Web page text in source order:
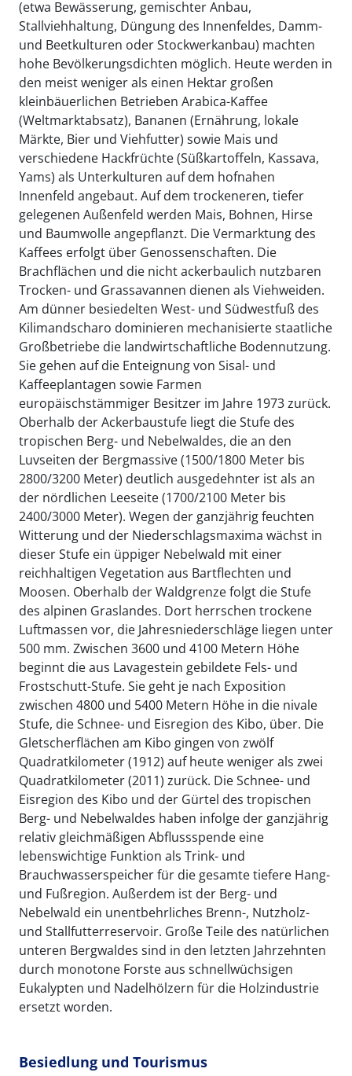
(etwa Bewässerung, gemischter Anbau,
Stallviehhaltung, Düngung des Innenfeldes, Damm-
und Beetkulturen oder Stockwerkanbau) machten
hohe Bevölkerungsdichten möglich. Heute werden in
den meist weniger als einen Hektar großen
kleinbäuerlichen Betrieben Arabica-Kaffee
(Weltmarktabsatz), Bananen (Ernährung, lokale
Märkte, Bier und Viehfutter) sowie Mais und
verschiedene Hackfrüchte (Süßkartoffeln, Kassava,
Yams) als Unterkulturen auf dem hofnahen
Innenfeld angebaut. Auf dem trockeneren, tiefer
gelegenen Außenfeld werden Mais, Bohnen, Hirse
und Baumwolle angepflanzt. Die Vermarktung des
Kaffees erfolgt über Genossenschaften. Die
Brachflächen und die nicht ackerbaulich nutzbaren
Trocken- und Grassavannen dienen als Viehweiden.
Am dünner besiedelten West- und Südwestfuß des
Kilimandscharo dominieren mechanisierte staatliche
Großbetriebe die landwirtschaftliche Bodennutzung.
Sie gehen auf die Enteignung von Sisal- und
Kaffeeplantagen sowie Farmen
europäischstämmiger Besitzer im Jahre 1973 zurück.
Oberhalb der Ackerbaustufe liegt die Stufe des
tropischen Berg- und Nebelwaldes, die an den
Luvseiten der Bergmassive (1500/1800 Meter bis
2800/3200 Meter) deutlich ausgedehnter ist als an
der nördlichen Leeseite (1700/2100 Meter bis
2400/3000 Meter). Wegen der ganzjährig feuchten
Witterung und der Niederschlagsmaxima wächst in
dieser Stufe ein üppiger Nebelwald mit einer
reichhaltigen Vegetation aus Bartflechten und
Moosen. Oberhalb der Waldgrenze folgt die Stufe
des alpinen Graslandes. Dort herrschen trockene
Luftmassen vor, die Jahresniederschläge liegen unter
500 mm. Zwischen 3600 und 4100 Metern Höhe
beginnt die aus Lavagestein gebildete Fels- und
Frostschutt-Stufe. Sie geht je nach Exposition
zwischen 4800 und 5400 Metern Höhe in die nivale
Stufe, die Schnee- und Eisregion des Kibo, über. Die
Gletscherflächen am Kibo gingen von zwölf
Quadratkilometer (1912) auf heute weniger als zwei
Quadratkilometer (2011) zurück. Die Schnee- und
Eisregion des Kibo und der Gürtel des tropischen
Berg- und Nebelwaldes haben infolge der ganzjährig
relativ gleichmäßigen Abflussspende eine
lebenswichtige Funktion als Trink- und
Brauchwasserspeicher für die gesamte tiefere Hang-
und Fußregion. Außerdem ist der Berg- und
Nebelwald ein unentbehrliches Brenn-, Nutzholz-
und Stallfutterreservoir. Große Teile des natürlichen
unteren Bergwaldes sind in den letzten Jahrzehnten
durch monotone Forste aus schnellwüchsigen
Eukalypten und Nadelhölzern für die Holzindustrie
ersetzt worden.
Besiedlung und Tourismus